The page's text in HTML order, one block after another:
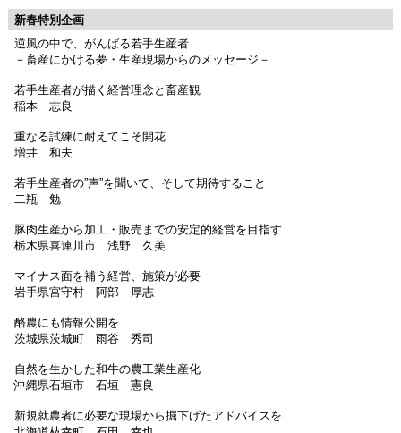
新春特別企画
逆風の中で、がんばる若手生産者
－畜産にかける夢・生産現場からのメッセージ－
若手生産者が描く経営理念と畜産観
稲本 志良
重なる試練に耐えてこそ開花
増井 和夫
若手生産者の”声”を聞いて、そして期待すること
二瓶 勉
豚肉生産から加工・販売までの安定的経営を目指す
栃木県喜連川市 浅野 久美
マイナス面を補う経営、施策が必要
岩手県宮守村 阿部 厚志
酪農にも情報公開を
茨城県茨城町 雨谷 秀司
自然を生かした和牛の農工業生産化
沖縄県石垣市 石垣 憲良
新規就農者に必要な現場から掘下げたアドバイスを